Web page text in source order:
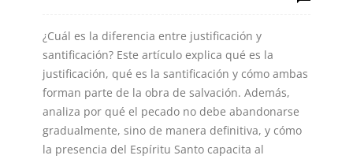
¿Cuál es la diferencia entre justificación y
santificación? Este artículo explica qué es la
justificación, qué es la santificación y cómo ambas
forman parte de la obra de salvación. Además,
analiza por qué el pecado no debe abandonarse
gradualmente, sino de manera definitiva, y cómo
la presencia del Espíritu Santo capacita al